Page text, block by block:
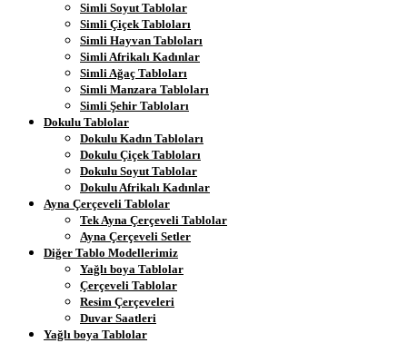
Simli Soyut Tablolar
Simli Çiçek Tabloları
Simli Hayvan Tabloları
Simli Afrikalı Kadınlar
Simli Ağaç Tabloları
Simli Manzara Tabloları
Simli Şehir Tabloları
Dokulu Tablolar
Dokulu Kadın Tabloları
Dokulu Çiçek Tabloları
Dokulu Soyut Tablolar
Dokulu Afrikalı Kadınlar
Ayna Çerçeveli Tablolar
Tek Ayna Çerçeveli Tablolar
Ayna Çerçeveli Setler
Diğer Tablo Modellerimiz
Yağlı boya Tablolar
Çerçeveli Tablolar
Resim Çerçeveleri
Duvar Saatleri
Yağlı boya Tablolar